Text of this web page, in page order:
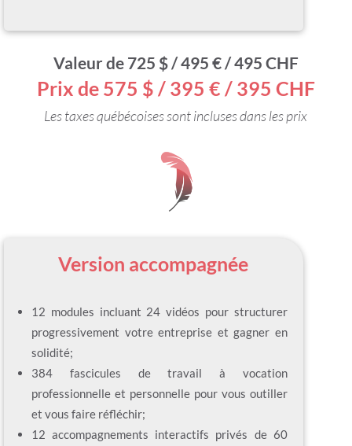
Valeur de 725 $ / 495 € / 495 CHF
Prix de 575 $ / 395 € / 395 CHF
Les taxes québécoises sont incluses dans les prix
Version accompagnée
12 modules incluant 24 vidéos pour structurer
progressivement votre entreprise et gagner en
solidité;
384 fascicules de travail à vocation
professionnelle et personnelle pour vous outiller
et vous faire réfléchir;
12 accompagnements interactifs privés de 60